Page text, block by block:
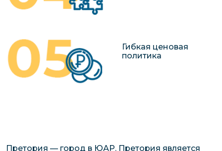
Гибкая ценовая
политика
Претория — город в ЮАР. Претория является